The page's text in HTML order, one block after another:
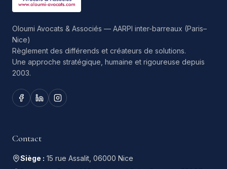
Oloumi Avocats & Associés — AARPI inter-barreaux (Paris–
Nice)
Règlement des différends et créateurs de solutions.
Une approche stratégique, humaine et rigoureuse depuis
2003.
Contact
Siège : 15 rue Assalit, 06000 Nice